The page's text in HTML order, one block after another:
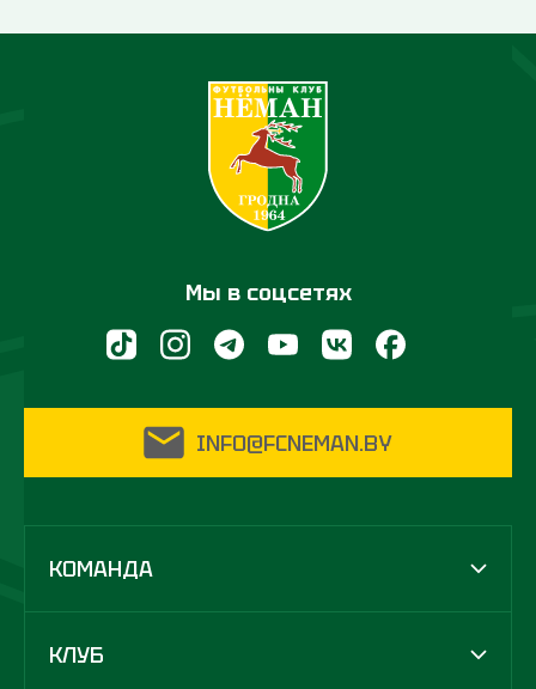
Мы в соцсетях
INFO@FCNEMAN.BY
КОМАНДА
КЛУБ